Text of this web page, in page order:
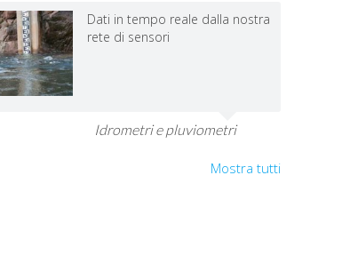
Dati in tempo reale dalla nostra
rete di sensori
Idrometri e pluviometri
Mostra tutti